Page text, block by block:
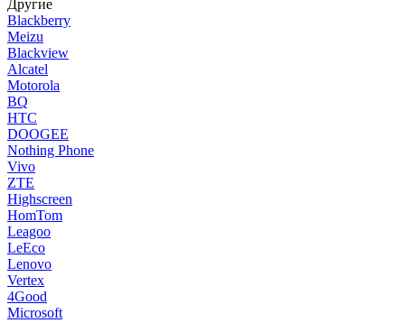
Другие
Blackberry
Meizu
Blackview
Alcatel
Motorola
BQ
HTC
DOOGEE
Nothing Phone
Vivo
ZTE
Highscreen
HomTom
Leagoo
LeEco
Lenovo
Vertex
4Good
Microsoft